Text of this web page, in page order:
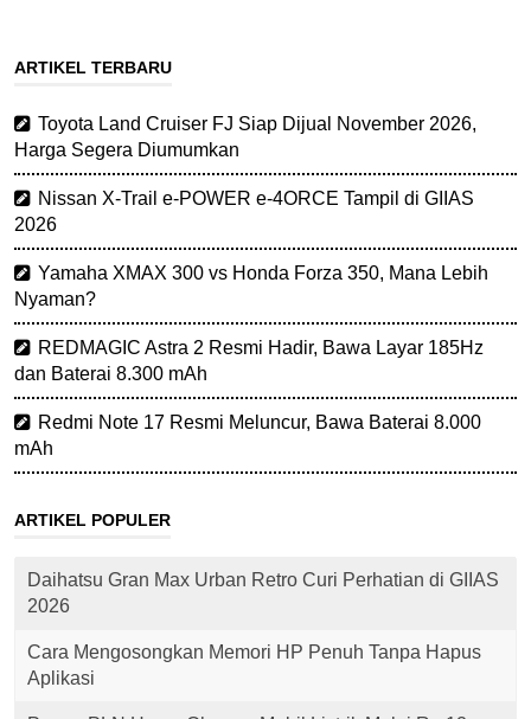
ARTIKEL TERBARU
Toyota Land Cruiser FJ Siap Dijual November 2026,
Harga Segera Diumumkan
Nissan X-Trail e-POWER e-4ORCE Tampil di GIIAS
2026
Yamaha XMAX 300 vs Honda Forza 350, Mana Lebih
Nyaman?
REDMAGIC Astra 2 Resmi Hadir, Bawa Layar 185Hz
dan Baterai 8.300 mAh
Redmi Note 17 Resmi Meluncur, Bawa Baterai 8.000
mAh
ARTIKEL POPULER
Daihatsu Gran Max Urban Retro Curi Perhatian di GIIAS
2026
Cara Mengosongkan Memori HP Penuh Tanpa Hapus
Aplikasi